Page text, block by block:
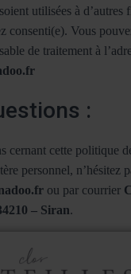
utilisées à d’autres
consenti(e). Vous
de traitement à
:
cernant cette politique
personnel, n’hésitez
ou par courrier
– Siran.